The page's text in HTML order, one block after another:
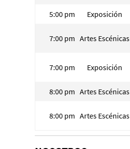
5:00 pm Exposición
7:00 pm Artes Escénicas
7:00 pm Exposición
8:00 pm Artes Escénicas
8:00 pm Artes Escénicas